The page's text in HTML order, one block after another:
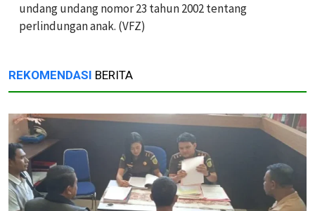
undang undang nomor 23 tahun 2002 tentang
perlindungan anak. (VFZ)
REKOMENDASI BERITA